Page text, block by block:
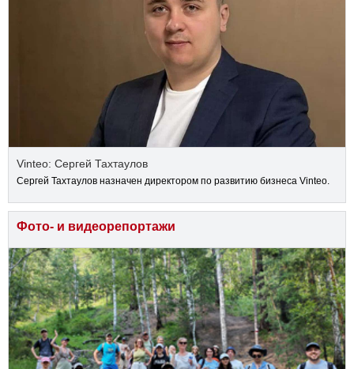
Vinteo: Сергей Тахтаулов
Сергей Тахтаулов назначен директором по развитию бизнеса Vinteo.
Фото- и видеорепортажи